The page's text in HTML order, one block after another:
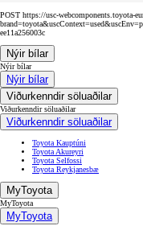
POST https://usc-webcomponents.toyota-
ee11a256003c
Nýir bílar
Nýir bílar
Nýir bílar
Viðurkenndir söluaðilar
Viðurkenndir söluaðilar
Viðurkenndir söluaðilar
Toyota Kauptúni
Toyota Akureyri
Toyota Selfossi
Toyota Reykjanesbæ
MyToyota
MyToyota
MyToyota